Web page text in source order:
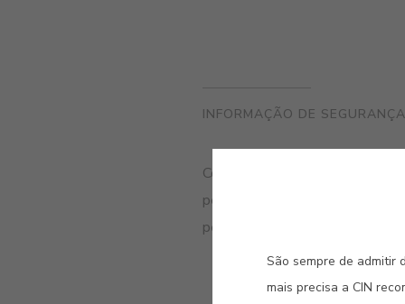
INFORMAÇÃO DE SEGURANÇA
Contém CMIT/MIT (CAS:
perigosas ao pulverizar. Não
película seca: IPBC.
São sempre de admitir
mais precisa a CIN